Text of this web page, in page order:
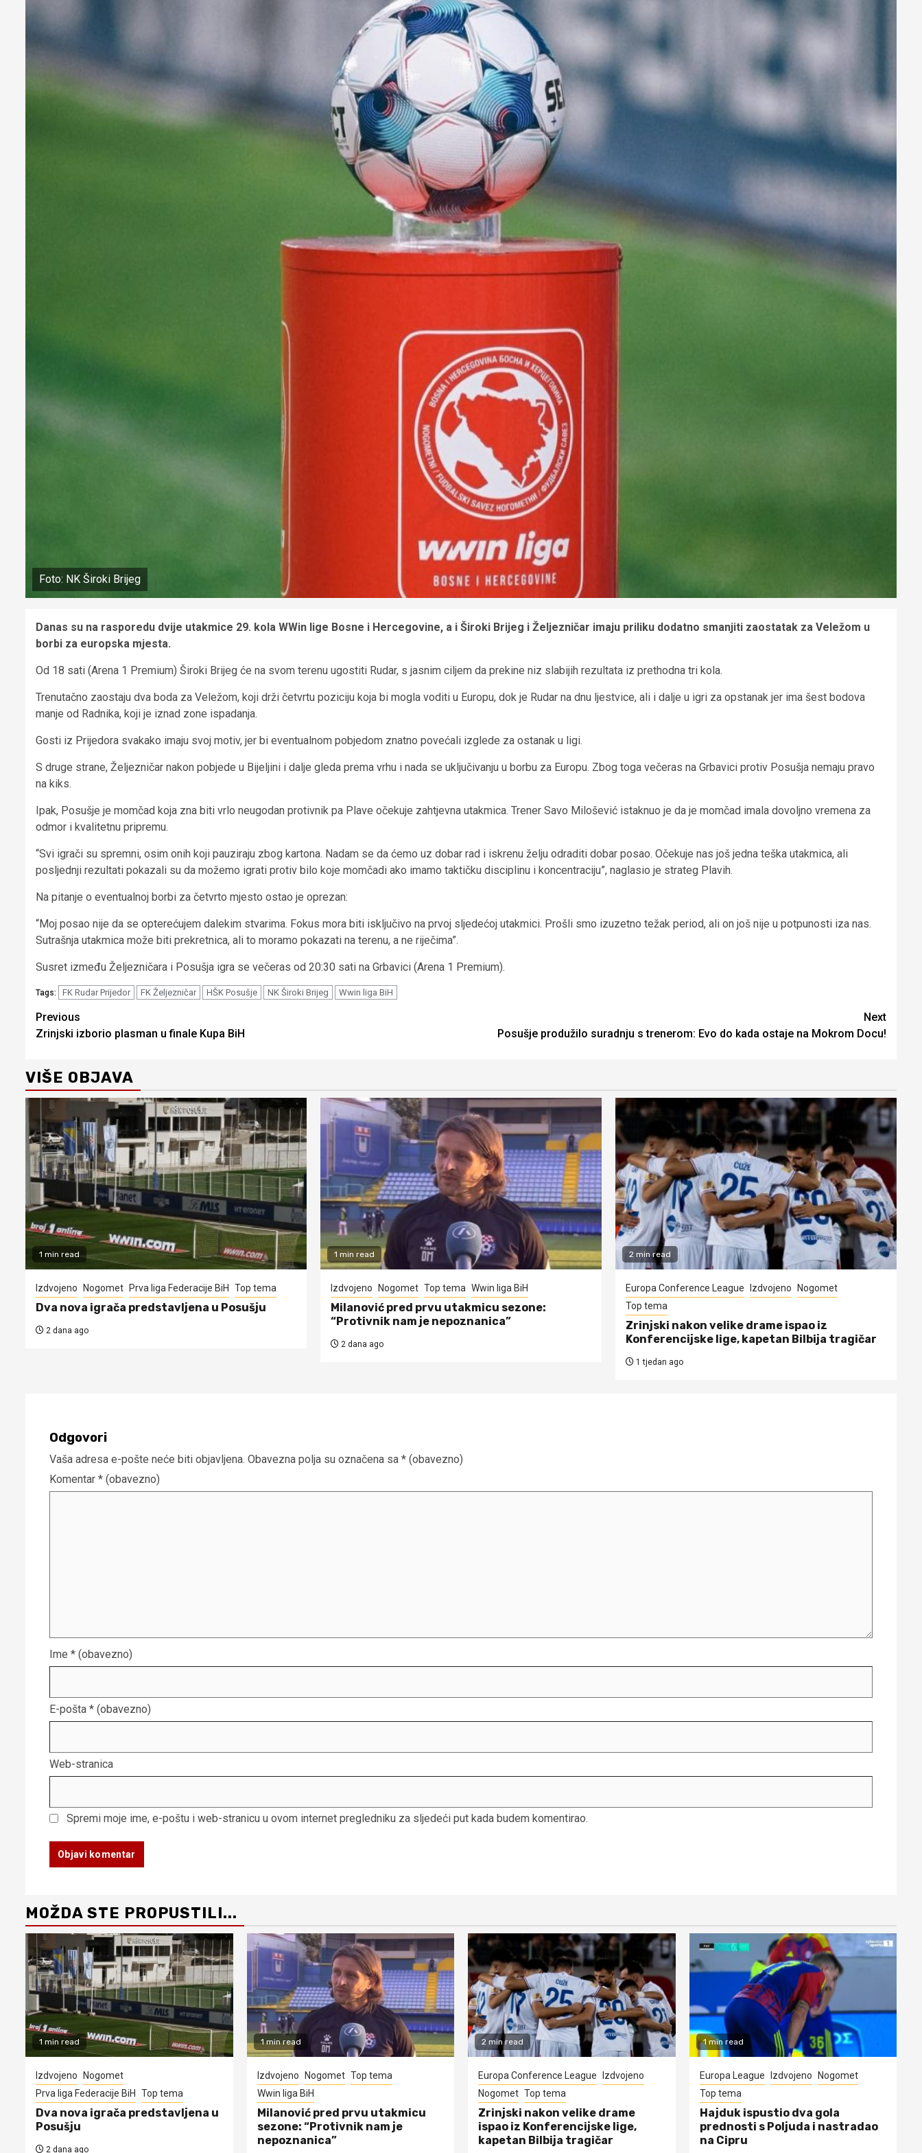
Foto: NK Široki Brijeg
Danas su na rasporedu dvije utakmice 29. kola WWin lige Bosne i Hercegovine, a i Široki Brijeg i Željezničar imaju priliku dodatno smanjiti zaostatak za Veležom u
borbi za europska mjesta.
Od 18 sati (Arena 1 Premium) Široki Brijeg će na svom terenu ugostiti Rudar, s jasnim ciljem da prekine niz slabijih rezultata iz prethodna tri kola.
Trenutačno zaostaju dva boda za Veležom, koji drži četvrtu poziciju koja bi mogla voditi u Europu, dok je Rudar na dnu ljestvice, ali i dalje u igri za opstanak jer ima šest bodova
manje od Radnika, koji je iznad zone ispadanja.
Gosti iz Prijedora svakako imaju svoj motiv, jer bi eventualnom pobjedom znatno povećali izglede za ostanak u ligi.
S druge strane, Željezničar nakon pobjede u Bijeljini i dalje gleda prema vrhu i nada se uključivanju u borbu za Europu. Zbog toga večeras na Grbavici protiv Posušja nemaju pravo
na kiks.
Ipak, Posušje je momčad koja zna biti vrlo neugodan protivnik pa Plave očekuje zahtjevna utakmica. Trener Savo Milošević istaknuo je da je momčad imala dovoljno vremena za
odmor i kvalitetnu pripremu.
“Svi igrači su spremni, osim onih koji pauziraju zbog kartona. Nadam se da ćemo uz dobar rad i iskrenu želju odraditi dobar posao. Očekuje nas još jedna teška utakmica, ali
posljednji rezultati pokazali su da možemo igrati protiv bilo koje momčadi ako imamo taktičku disciplinu i koncentraciju”, naglasio je strateg Plavih.
Na pitanje o eventualnoj borbi za četvrto mjesto ostao je oprezan:
“Moj posao nije da se opterećujem dalekim stvarima. Fokus mora biti isključivo na prvoj sljedećoj utakmici. Prošli smo izuzetno težak period, ali on još nije u potpunosti iza nas.
Sutrašnja utakmica može biti prekretnica, ali to moramo pokazati na terenu, a ne riječima”.
Susret između Željezničara i Posušja igra se večeras od 20:30 sati na Grbavici (Arena 1 Premium).
Tags: FK Rudar Prijedor FK Željezničar HŠK Posušje NK Široki Brijeg Wwin liga BiH
Continue
Reading
Previous
Zrinjski izborio plasman u finale Kupa BiH
Next
Posušje produžilo suradnju s trenerom: Evo do kada ostaje na Mokrom Docu!
VIŠE OBJAVA
1 min read
Izdvojeno Nogomet Prva liga Federacije BiH Top tema
Dva nova igrača predstavljena u Posušju
2 dana ago
1 min read
Izdvojeno Nogomet Top tema Wwin liga BiH
Milanović pred prvu utakmicu sezone:
“Protivnik nam je nepoznanica”
2 dana ago
2 min read
Europa Conference League Izdvojeno
Nogomet
Top tema
Zrinjski nakon velike drame ispao iz
Konferencijske lige, kapetan Bilbija tragičar
1 tjedan ago
Odgovori
Vaša adresa e-pošte neće biti objavljena. Obavezna polja su označena sa * (obavezno)
Komentar * (obavezno)
Ime * (obavezno)
E-pošta * (obavezno)
Web-stranica
Spremi moje ime, e-poštu i web-stranicu u ovom internet pregledniku za sljedeći put kada budem komentirao.
MOŽDA STE PROPUSTILI...
1 min read
Izdvojeno
Nogomet
Prva liga Federacije BiH
Top tema
Dva nova igrača predstavljena u
Posušju
2 dana ago
1 min read
Izdvojeno Nogomet Top tema
Wwin liga BiH
Milanović pred prvu utakmicu
sezone: “Protivnik nam je
nepoznanica”
2 min read
Europa Conference League
Izdvojeno
Nogomet Top tema
Zrinjski nakon velike drame
ispao iz Konferencijske lige,
kapetan Bilbija tragičar
1 min read
Europa League Izdvojeno
Nogomet
Top tema
Hajduk ispustio dva gola
prednosti s Poljuda i nastradao
na Cipru